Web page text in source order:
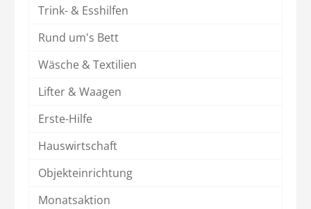
Trink- & Esshilfen
Rund um's Bett
Wäsche & Textilien
Lifter & Waagen
Erste-Hilfe
Hauswirtschaft
Objekteinrichtung
Monatsaktion